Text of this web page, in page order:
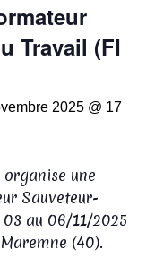
Travail (FI
2025 @ 17
organise une
Sauveteur-
au 06/11/2025
(40).